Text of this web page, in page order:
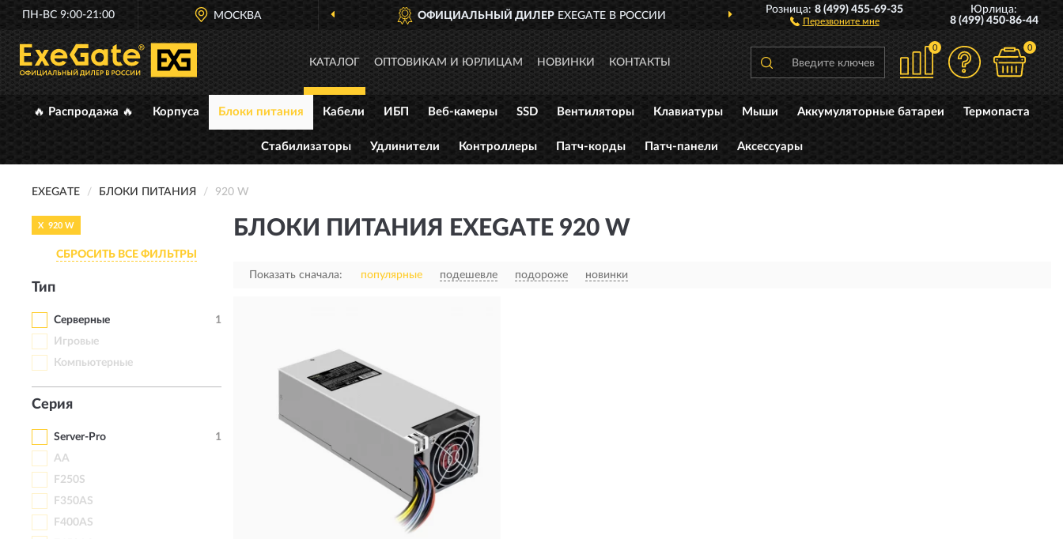
ПН-ВС 9:00-21:00 МОСКВА ОФИЦИАЛЬНЫЙ ДИЛЕРEXEGATE В РОССИИ ДОСТАВИМ ПО ВСЕЙ РОССИИ
Розница:8 (499) 455-69-35
Перезвоните мне
Юрлица:
8 (499) 450-86-44
КАТАЛОГ ОПТОВИКАМ И ЮРЛИЦАМ НОВИНКИ КОНТАКТЫ
0 0
🔥 Распродажа 🔥 Корпуса Блоки питания Кабели ИБП Веб-камеры SSD Вентиляторы Клавиатуры Мыши Аккумуляторные батареи Термопаста
Стабилизаторы Удлинители Контроллеры Патч-корды Патч-панели Аксессуары
EXEGATE БЛОКИ ПИТАНИЯ 920 W
X 920 W
СБРОСИТЬ ВСЕ ФИЛЬТРЫ
Тип
Серверные
1
Игровые
Компьютерные
Серия
Server-Pro
1
AA
F250S
F350AS
F400AS
БЛОКИ ПИТАНИЯ EXEGATE 920 W
Показать сначала: популярные подешевле подороже новинки